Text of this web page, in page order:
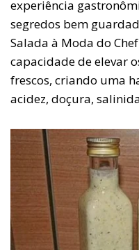
experiência
segredos bem
Salada à Moda do
capacidade de elevar
frescos, criando uma
acidez, doçura,